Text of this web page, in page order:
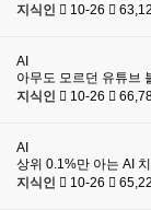
지식인
10-26
AI
아무도 모르던 유튜브
지식인
10-26
AI
상위 0.1%만 아는 AI
지식인
10-26